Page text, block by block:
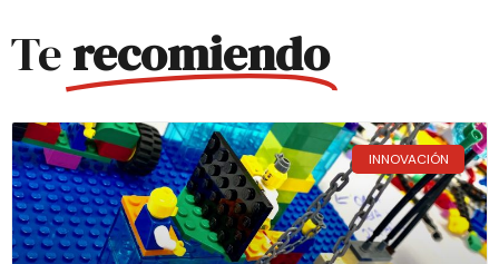
Terecomiendo
INNOVACIÓN